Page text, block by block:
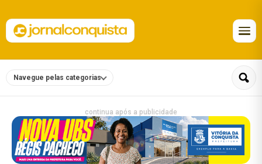
Navegue pelas categorias
continua após a publicidade